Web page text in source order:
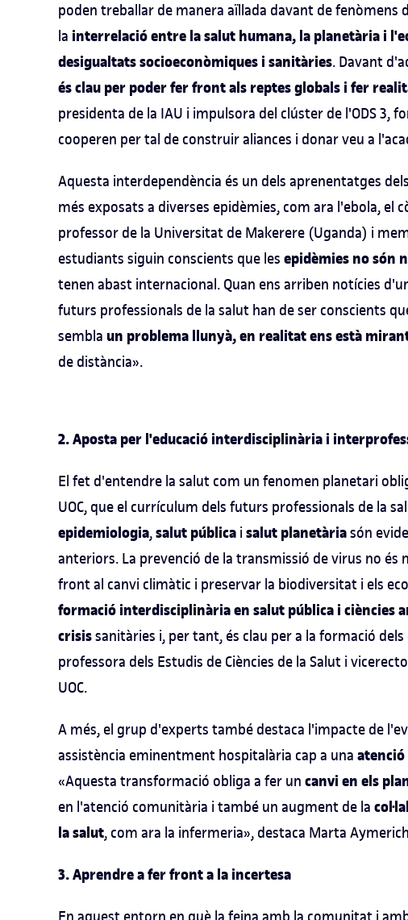
poden treballar de manera aïllada davant de
la interrelació entre la salut humana, la planetària i
desigualtats socioeconòmiques i sanitàries. Davant
és clau per poder fer front als reptes globals i fer
presidenta de la IAU i impulsora del clúster de l'ODS
cooperen per tal de construir aliances i donar veu a
Aquesta interdependència és un dels aprenentatges
més exposats a diverses epidèmies, com ara l'ebola, el
professor de la Universitat de Makerere (Uganda) i
estudiants siguin conscients que les epidèmies no són
tenen abast internacional. Quan ens arriben notícies
futurs professionals de la salut han de ser conscients
sembla un problema llunyà, en realitat ens està
de distància».
2. Aposta per l'educació interdisciplinària i
El fet d'entendre la salut com un fenomen planetari
UOC, que el currículum dels futurs professionals de la
epidemiologia,salut pública i salut planetàriasón
anteriors. La prevenció de la transmissió de virus no
front al canvi climàtic i preservar la biodiversitat i els
formació interdisciplinària en salut pública i ciències
crisissanitàries i, per tant, és clau per a la formació
professora dels Estudis de Ciències de la Salut i
UOC.
A més, el grup d'experts també destaca l'impacte de
assistència eminentment hospitalària cap a una atenció
«Aquesta transformació obliga a fer un canvi en els
en l'atenció comunitària i també un augment de la
la salut, com ara la infermeria», destaca Marta
3. Aprendre a fer front a la incertesa